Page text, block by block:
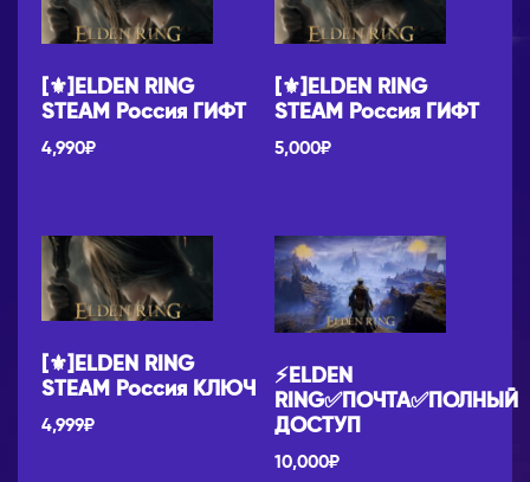
[⚜]ELDEN RING
STEAM Россия ГИФТ
4,990₽
[⚜]ELDEN RING
STEAM Россия ГИФТ
5,000₽
[⚜]ELDEN RING
STEAM Россия КЛЮЧ
4,999₽
⚡ELDEN
RING✅ПОЧТА✅ПОЛНЫЙ
ДОСТУП
10,000₽